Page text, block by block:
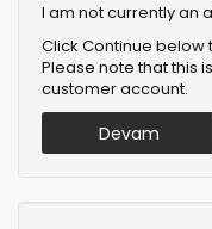
I am not currently an
Click Continue
Please note that this
customer account.
Devam